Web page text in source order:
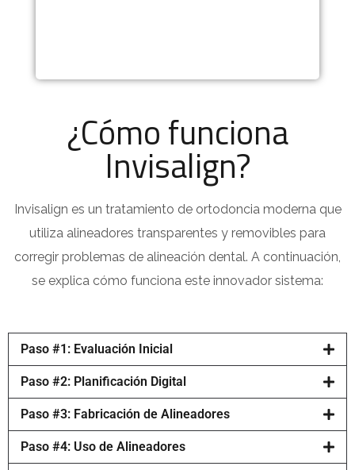
¿Cómo funciona
Invisalign?
Invisalign es un tratamiento de ortodoncia moderna que
utiliza alineadores transparentes y removibles para
corregir problemas de alineación dental. A continuación,
se explica cómo funciona este innovador sistema:
Paso #1: Evaluación Inicial
Paso #2: Planificación Digital
Paso #3: Fabricación de Alineadores
Paso #4: Uso de Alineadores